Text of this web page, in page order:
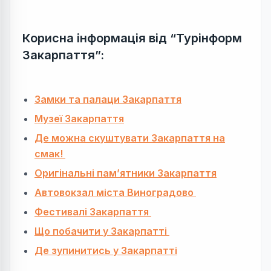
Корисна інформація від “Турінформ
Закарпаття”:
Замки та палаци Закарпаття
Музеї Закарпаття
Де можна скуштувати Закарпаття на
смак!
Оригінальні пам’ятники Закарпаття
Автовокзал міста Виноградово
Фестивалі Закарпаття
Що побачити у Закарпатті
Де зупинитись у Закарпатті